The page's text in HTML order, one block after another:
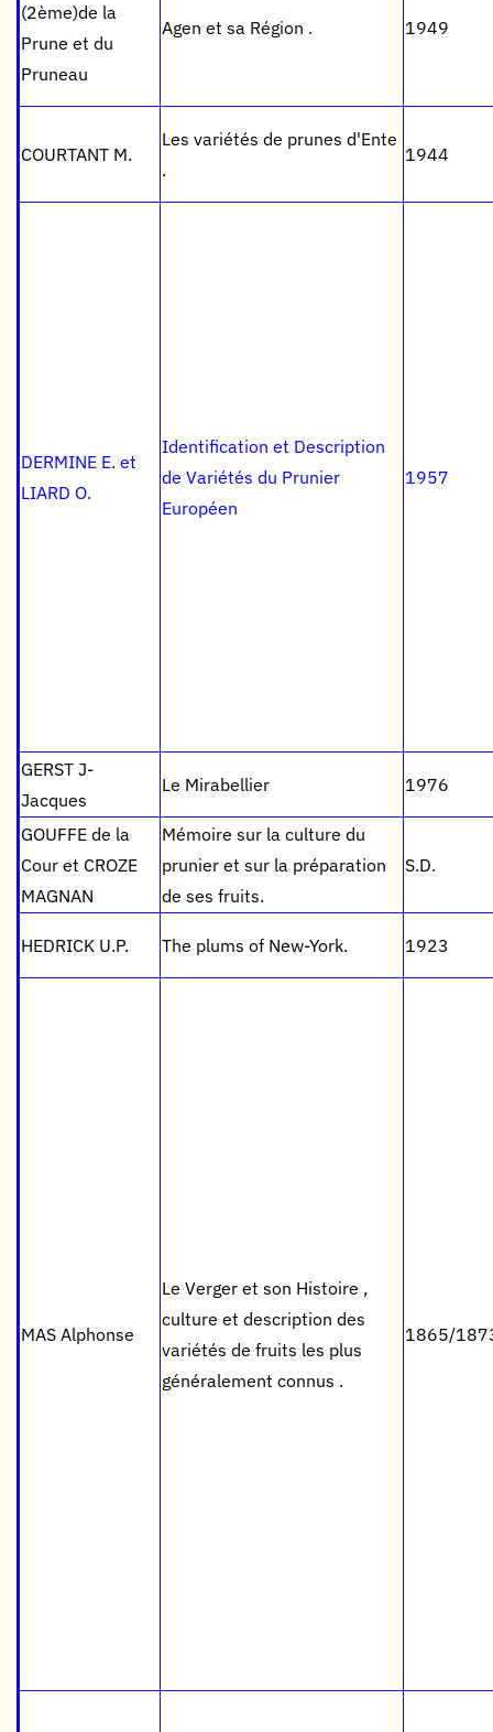
(2ème)de la
Prune et du
Pruneau
Agen et sa Région . 1949
COURTANT M.
Les variétés de prunes d'Ente
.
1944
DERMINE E. et
LIARD O.
Identification et Description
de Variétés du Prunier
Européen
1957
GERST J-
Jacques
Le Mirabellier 1976
GOUFFE de la
Cour et CROZE
MAGNAN
Mémoire sur la culture du
prunier et sur la préparation
de ses fruits.
S.D.
HEDRICK U.P. The plums of New-York. 1923
MAS Alphonse
Le Verger et son Histoire ,
culture et description des
variétés de fruits les plus
généralement connus .
1865/